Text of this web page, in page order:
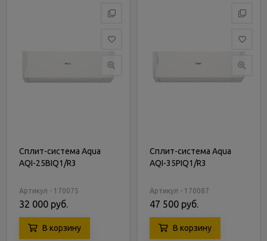
Сплит-система Aqua
AQI-25BIQ1/R3
Артикул - 170075
32 000 руб.
В корзину
Сплит-система Aqua
AQI-35PIQ1/R3
Артикул - 170087
47 500 руб.
В корзину